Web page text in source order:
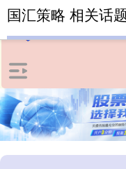
国汇策略 相关话